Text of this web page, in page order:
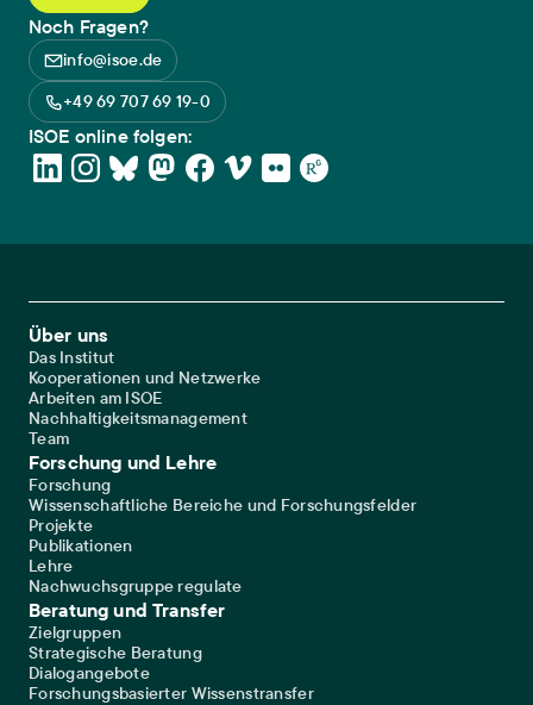
Noch Fragen?
info@isoe.de
+49 69 707 69 19-0
ISOE online folgen:
Footer Main Navigation
Über uns
Das Institut
Kooperationen und Netzwerke
Arbeiten am ISOE
Nachhaltigkeitsmanagement
Team
Forschung und Lehre
Forschung
Wissenschaftliche Bereiche und Forschungsfelder
Projekte
Publikationen
Lehre
Nachwuchsgruppe regulate
Beratung und Transfer
Zielgruppen
Strategische Beratung
Dialogangebote
Forschungsbasierter Wissenstransfer